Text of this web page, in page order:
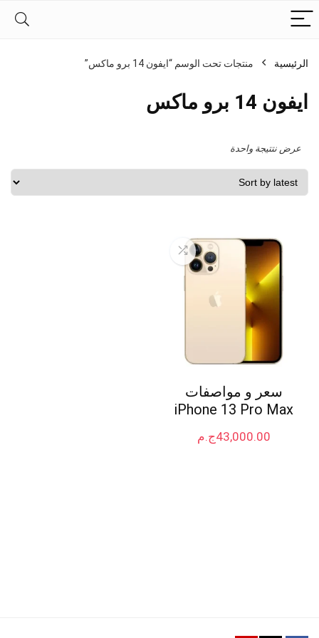
الرئيسية منتجات تحت الوسم “ايفون 14 برو ماكس”
ايفون 14 برو ماكس
عرض نتتيجة واحدة
سعر و مواصفات
iPhone 13 Pro Max
ج.م43,000.00